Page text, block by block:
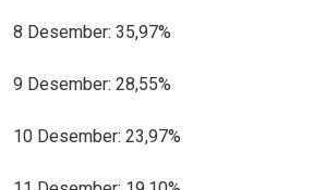
8 Desember: 35,97%
9 Desember: 28,55%
10 Desember: 23,97%